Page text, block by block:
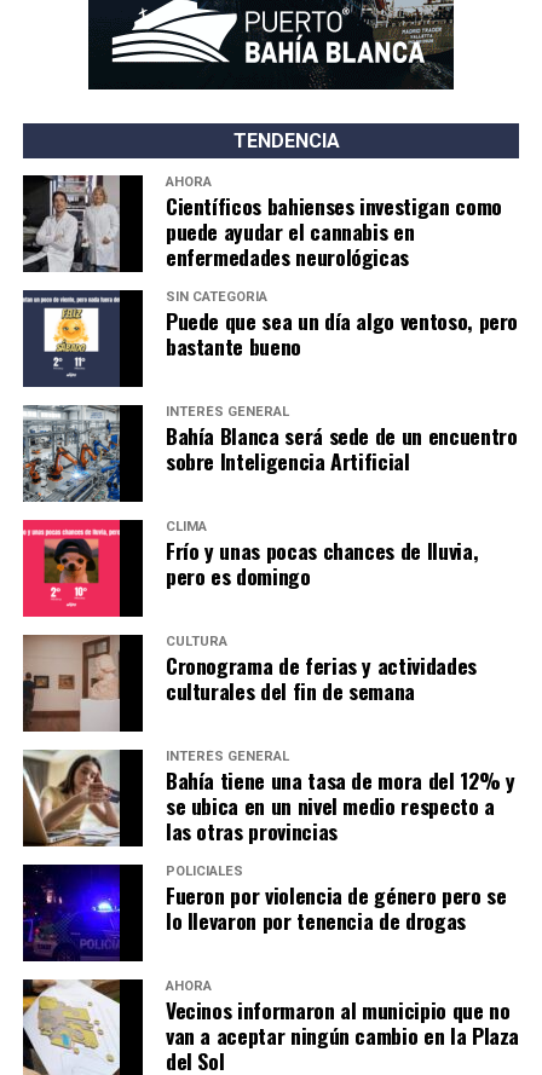
TENDENCIA
AHORA
Científicos bahienses investigan como
puede ayudar el cannabis en
enfermedades neurológicas
SIN CATEGORÍA
Puede que sea un día algo ventoso, pero
bastante bueno
INTERÉS GENERAL
Bahía Blanca será sede de un encuentro
sobre Inteligencia Artificial
CLIMA
Frío y unas pocas chances de lluvia,
pero es domingo
CULTURA
Cronograma de ferias y actividades
culturales del fin de semana
INTERÉS GENERAL
Bahía tiene una tasa de mora del 12% y
se ubica en un nivel medio respecto a
las otras provincias
POLICIALES
Fueron por violencia de género pero se
lo llevaron por tenencia de drogas
AHORA
Vecinos informaron al municipio que no
van a aceptar ningún cambio en la Plaza
del Sol